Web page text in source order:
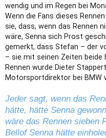
wendig und im Regen bei
Wenn die Fans dieses
sie, dass, wenn das Rennen
wäre, Senna sich Prost
gemerkt, dass Stefan – der
– sie mit seinen Zeiten beide
Rennen wurde Dieter
Motorsportdirektor bei BMW
Jeder sagt, wenn das
hätte, hätte Senna
wäre das Rennen sieben
Bellof Senna hätte